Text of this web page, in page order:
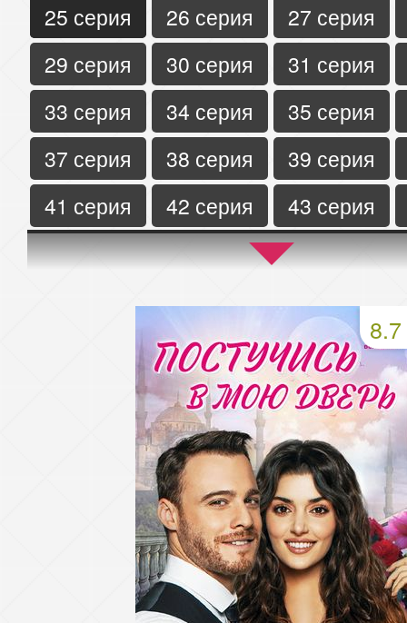
25 серия
26 серия
27 серия
29 серия
30 серия
31 серия
33 серия
34 серия
35 серия
37 серия
38 серия
39 серия
41 серия
42 серия
43 серия
45 серия
46 серия
47 серия
50 серия
51 серия
54 серия
55 серия
58 серия
59 серия
8.7